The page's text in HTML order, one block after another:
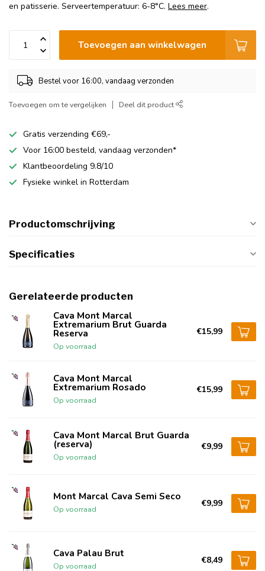
en patisserie. Serveertemperatuur: 6-8°C. Lees meer.
Toevoegen aan winkelwagen
Bestel voor 16:00, vandaag verzonden
Toevoegen om te vergelijken Deel dit product
Gratis verzending €69,-
Voor 16:00 besteld, vandaag verzonden*
Klantbeoordeling 9.8/10
Fysieke winkel in Rotterdam
Productomschrijving
Specificaties
Gerelateerde producten
Cava Mont Marcal
Extremarium Brut Guarda
Reserva
Op voorraad
€15,99
Cava Mont Marcal
Extremarium Rosado
Op voorraad
€15,99
Cava Mont Marcal Brut Guarda
(reserva)
Op voorraad
€9,99
Mont Marcal Cava Semi Seco
Op voorraad
€9,99
Cava Palau Brut
Op voorraad
€8,49